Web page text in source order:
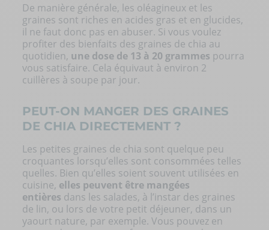
De manière générale, les oléagineux et les
graines sont riches en acides gras et en glucides,
il ne faut donc pas en abuser. Si vous voulez
profiter des bienfaits des graines de chia au
quotidien, une dose de 13 à 20 grammes pourra
vous satisfaire. Cela équivaut à environ 2
cuillères à soupe par jour.
PEUT-ON MANGER DES GRAINES
DE CHIA DIRECTEMENT ?
Les petites graines de chia sont quelque peu
croquantes lorsqu’elles sont consommées telles
quelles. Bien qu’elles soient souvent utilisées en
cuisine, elles peuvent être mangées
entières dans les salades, à l’instar des graines
de lin, ou lors de votre petit déjeuner, dans un
yaourt nature, par exemple. Vous pouvez en